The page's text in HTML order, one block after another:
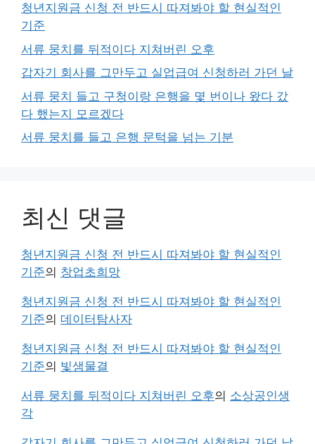
청년지원금 신청 전 반드시 따져봐야 할 현실적인
기준
서류 뭉치를 뒤적이다 지쳐버린 오후
갑자기 회사를 그만두고 실업급여 신청하러 가던 날
서류 뭉치 들고 구청이랑 은행을 몇 번이나 왔다 갔
다 했는지 모르겠다
서류 뭉치를 들고 은행 문턱을 넘는 기분
최신 댓글
청년지원금 신청 전 반드시 따져봐야 할 현실적인
기준의 창업초희망
청년지원금 신청 전 반드시 따져봐야 할 현실적인
기준의 데이터탐사자
청년지원금 신청 전 반드시 따져봐야 할 현실적인
기준의 빛샘물결
서류 뭉치를 뒤적이다 지쳐버린 오후의 소상공인생
각